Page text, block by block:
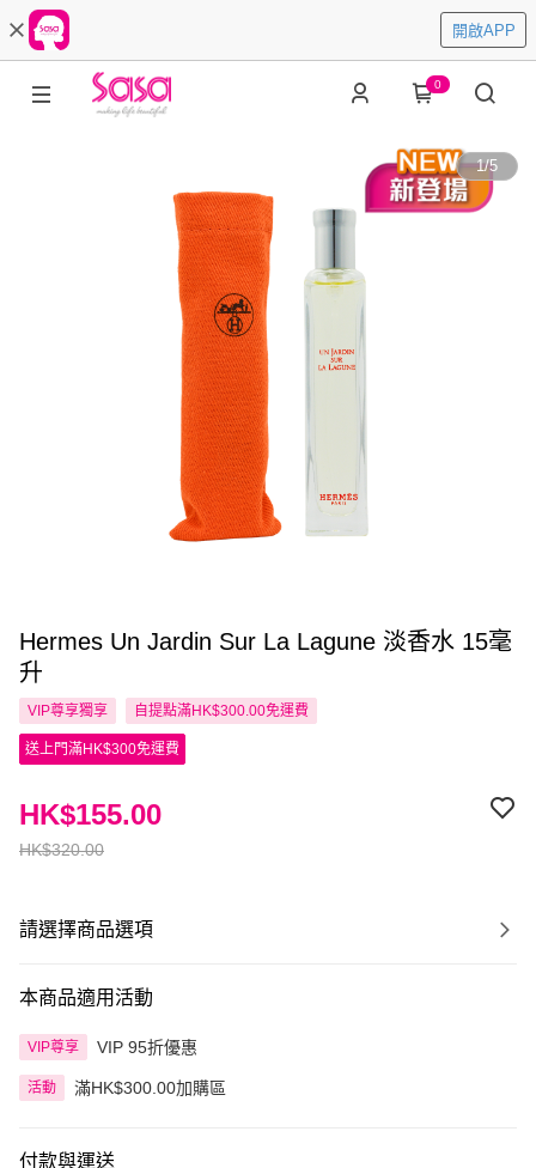
開啟APP
0
1/5
Hermes Un Jardin Sur La Lagune 淡香水 15毫
升
VIP尊享獨享 自提點滿HK$300.00免運費
送上門滿HK$300免運費
HK$320.00
HK$155.00
請選擇商品選項
本商品適用活動
VIP尊享 VIP 95折優惠
活動 滿HK$300.00加購區
付款與運送